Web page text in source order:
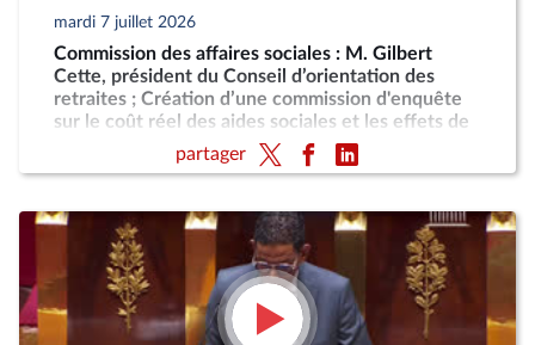
mardi 7 juillet 2026
Commission des affaires sociales : M. Gilbert
Cette, président du Conseil d’orientation des
retraites ; Création d’une commission d'enquête
sur le coût réel des aides sociales et les effets de
désincitation au travail engendrés par leur cumul
partager